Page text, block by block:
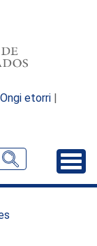
Ongi etorri |